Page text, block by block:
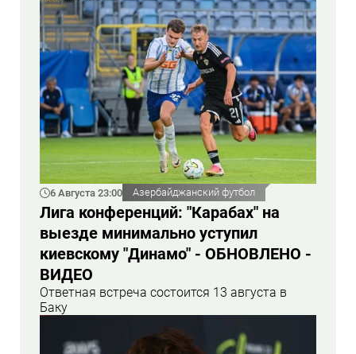
6 Августа 23:00 Азербайджанский футбол
Лига конференций: "Карабах" на
выезде минимально уступил
киевскому "Динамо" - ОБНОВЛЕНО -
ВИДЕО
Ответная встреча состоится 13 августа в
Баку